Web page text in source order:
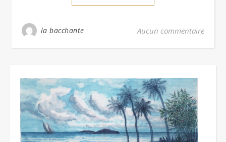
la bacchante Aucun commentaire